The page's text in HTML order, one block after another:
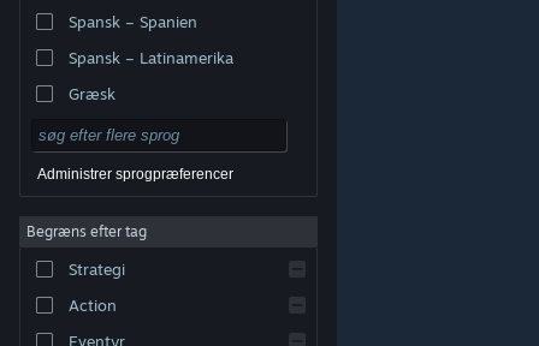
varemærker tilhører deres respektive indehavere i USA
Tilgængelighed
Refunderinger|
Spansk – Spanien
Spansk – Latinamerika
Græsk
Administrer sprogpræferencer
Begræns efter tag
Strategi
Action
Eventyr